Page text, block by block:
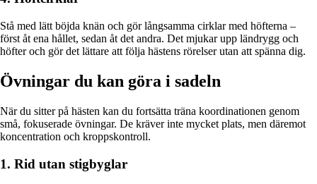
Stå med lätt böjda knän och gör långsamma cirklar med höfterna –
först åt ena hållet, sedan åt det andra. Det mjukar upp ländrygg och
höfter och gör det lättare att följa hästens rörelser utan att spänna dig.
Övningar du kan göra i sadeln
När du sitter på hästen kan du fortsätta träna koordinationen genom
små, fokuserade övningar. De kräver inte mycket plats, men däremot
koncentration och kroppskontroll.
1. Rid utan stigbyglar